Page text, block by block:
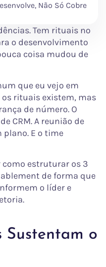
Não Só Cobre
Tem rituais no
o desenvolvimento
coisa mudou de
que eu vejo em
os rituais existem, mas
de número. O
CRM. A reunião de
plano. E o time
como estruturar os 3
de forma que
o líder e
Sustentam o